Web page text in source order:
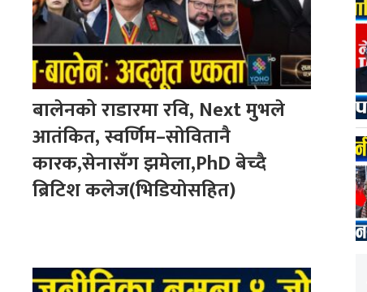
बालेनको राडारमा रवि, Next मुभले
आतंकित, स्वर्णिम–सोवितानै
कारक,सेनासँग झमेला,PhD बेच्दै
ब्रिटिश कलेज(भिडियोसहित)